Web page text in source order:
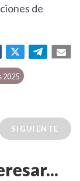
de
2025
SIGUIENTE